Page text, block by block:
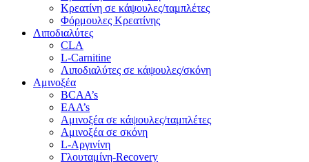
Κρεατίνη σε κάψουλες/ταμπλέτες
Φόρμουλες Κρεατίνης
Λιποδιαλύτες
CLA
L-Carnitine
Λιποδιαλύτες σε κάψουλες/σκόνη
Αμινοξέα
BCAA’s
EAA’s
Αμινοξέα σε κάψουλες/ταμπλέτες
Αμινοξέα σε σκόνη
L-Αργινίνη
Γλουταμίνη-Recovery